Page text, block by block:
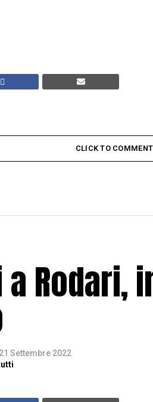
CLICK TO COMMENT
a Rodari,
21 Settembre 2022